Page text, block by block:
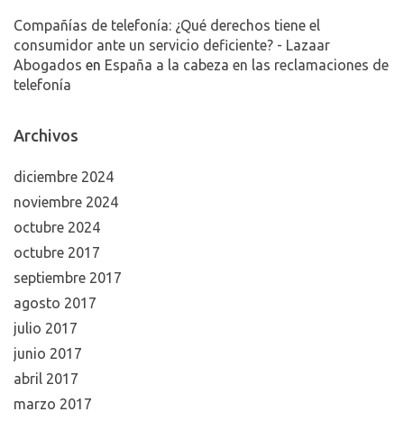
Compañías de telefonía: ¿Qué derechos tiene el
consumidor ante un servicio deficiente? - Lazaar
Abogados en España a la cabeza en las reclamaciones de
telefonía
Archivos
diciembre 2024
noviembre 2024
octubre 2024
octubre 2017
septiembre 2017
agosto 2017
julio 2017
junio 2017
abril 2017
marzo 2017